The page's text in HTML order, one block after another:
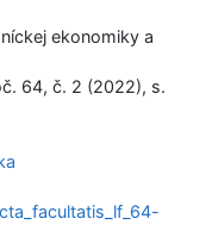
ekonomiky a
64, č. 2 (2022), s.